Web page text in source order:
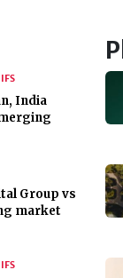
India
Group vs
market